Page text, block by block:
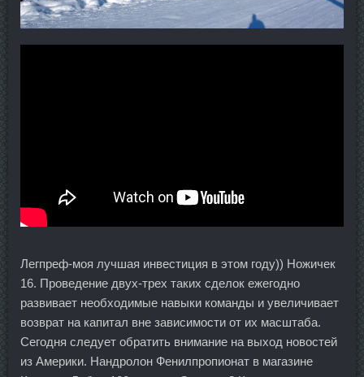
Легпреф-моя лучшая инвестиция в этом году)) Ножичек
16. Проведение двух-трех таких сделок ежегодно
развивает необходимые навыки команды и увеличивает
возврат на капитал вне зависимости от их масштаба.
Сегодня следует обратить внимание на выход новостей
из Америки. Нандролон Фенилпропионат в магазине